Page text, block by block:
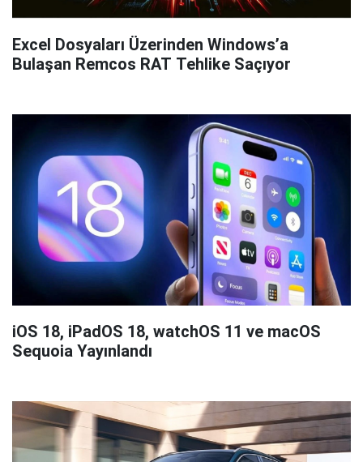
Excel Dosyaları Üzerinden Windows’a
Bulaşan Remcos RAT Tehlike Saçıyor
iOS 18, iPadOS 18, watchOS 11 ve macOS
Sequoia Yayınlandı